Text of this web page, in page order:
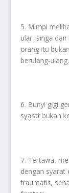
5. Mimpi
ular, singa
orang itu
berulang-ulang.
6. Bunyi gigi
syarat bukan
7. Tertawa,
dengan syarat
traumatis,